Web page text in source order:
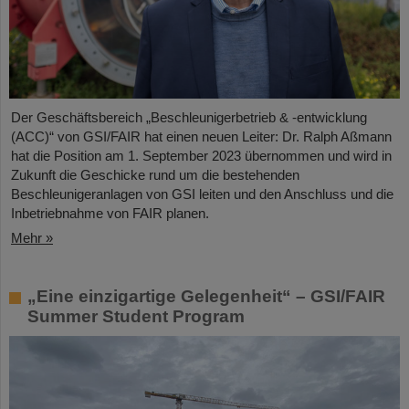
Der Geschäftsbereich „Beschleunigerbetrieb & -entwicklung
(ACC)“ von GSI/FAIR hat einen neuen Leiter: Dr. Ralph Aßmann
hat die Position am 1. September 2023 übernommen und wird in
Zukunft die Geschicke rund um die bestehenden
Beschleunigeranlagen von GSI leiten und den Anschluss und die
Inbetriebnahme von FAIR planen.
Mehr »
„Eine einzigartige Gelegenheit“ – GSI/FAIR
Summer Student Program